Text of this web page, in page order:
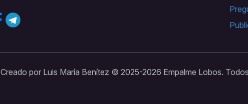
Creado por Luis María Benítez © 2025-2026 Empalme Lobos.